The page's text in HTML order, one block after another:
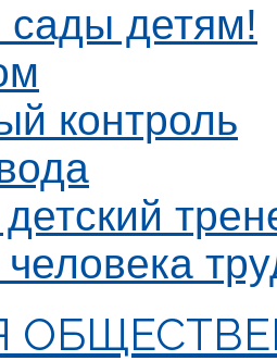
сады детям!
контроль